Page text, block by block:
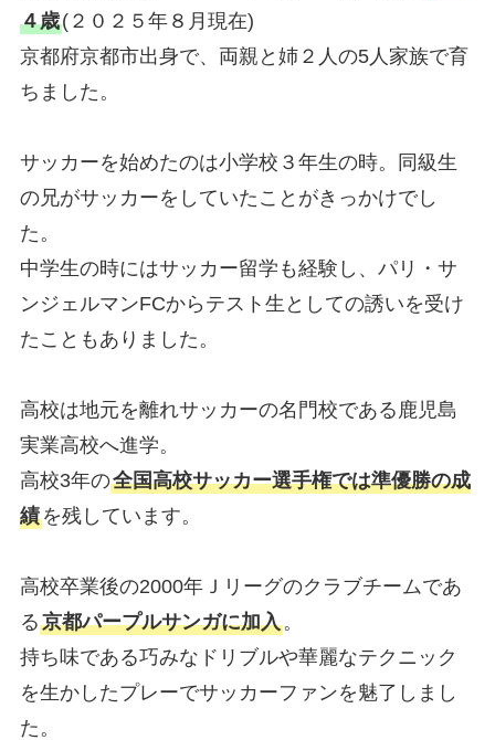
４歳(２０２５年８月現在)
京都府京都市出身で、両親と姉２人の5人家族で育
ちました。
サッカーを始めたのは小学校３年生の時。同級生
の兄がサッカーをしていたことがきっかけでし
た。
中学生の時にはサッカー留学も経験し、パリ・サ
ンジェルマンFCからテスト生としての誘いを受け
たこともありました。
高校は地元を離れサッカーの名門校である鹿児島
実業高校へ進学。
高校3年の全国高校サッカー選手権では準優勝の成
績を残しています。
高校卒業後の2000年Ｊリーグのクラブチームであ
る京都パープルサンガに加入。
持ち味である巧みなドリブルや華麗なテクニック
を生かしたプレーでサッカーファンを魅了しまし
た。